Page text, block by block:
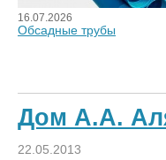
16.07.2026
Обсадные трубы
Дом А.А.
22.05.2013